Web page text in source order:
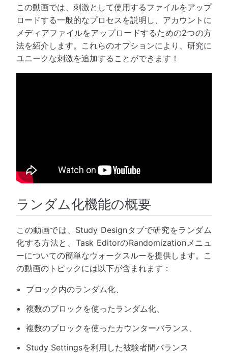
この動画では、刺激として使用するファイルをアップ
ロードする一般的なプロセスを説明し、アカウントに
メディアファイルをアップロードするための2つの方
法を紹介します。これらのオプションにより、研究に
ユニークな刺激を追加することができます！
ランダム化機能の概要
この動画では、Study Designタブで研究をランダム
化する方法と、Task EditorのRandomizationメニュ
ーについての簡単なウォークスルーを提供します。こ
の動画のトピックには以下が含まれます：
ブロック内のランダム化、
複数のブロックを使ったランダム化、
複数のブロックを使ったカウンターバランス、
Study Settingsを利用した被験者間バランス